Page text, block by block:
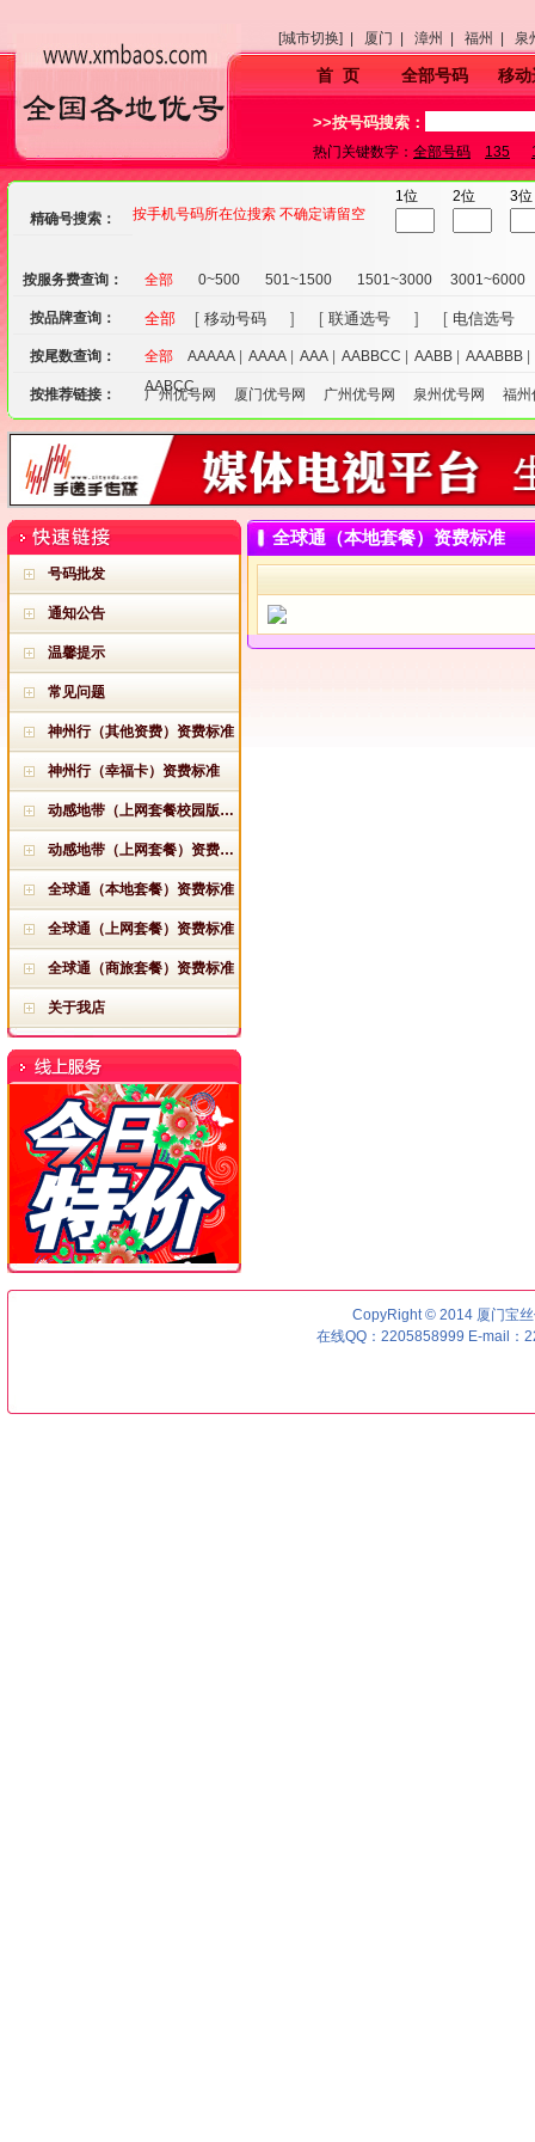
[城市切换] | 厦门 | 漳州 | 福州 |
首 页 全部号码 移动
>>按号码搜索：
热门关键数字： 全部号码 135
精确号搜索： 按手机号码所在位搜索 不确定请留空
1位 2位 3位
按服务费查询： 全部 0~500 501~1500 1501~3000 3001~6000
按品牌查询： 全部 [ 移动号码 ] [ 联通选号 ] [ 电信选号
按尾数查询： 全部 AAAAA AAAA AAA AABBCC AABB AAABBB
AABCC
按推荐链接： 广州优号网 厦门优号网 广州优号网 泉州优号网 福州
号码批发
通知公告
温馨提示
常见问题
神州行（其他资费）资费标准
神州行（幸福卡）资费标准
动感地带（上网套餐校园版）资费标准
动感地带（上网套餐）资费标准
全球通（本地套餐）资费标准
全球通（上网套餐）资费标准
全球通（商旅套餐）资费标准
关于我店
全球通（本地套餐）资费标准
CopyRight © 2014 厦门宝
在线QQ：2205858999 E-mail：